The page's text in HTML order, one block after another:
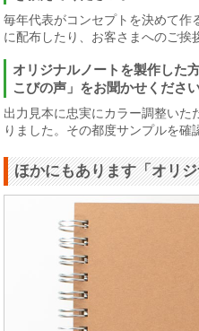
毎年代表がコンセプトを決めて作
に配布したり、お客さまへのご挨
オリジナルノートを製作した
こびの声」をお聞かせください
出力見本に忠実にカラー調整いた
りました。その都度サンプルを確
ほかにもあります「オリ